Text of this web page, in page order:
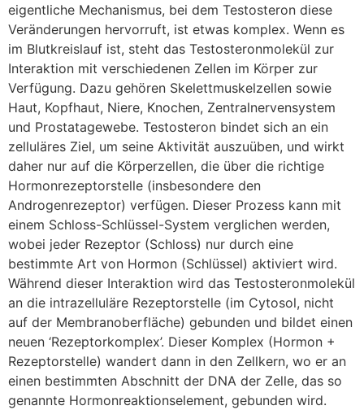
eigentliche Mechanismus, bei dem Testosteron diese
Veränderungen hervorruft, ist etwas komplex. Wenn es
im Blutkreislauf ist, steht das Testosteronmolekül zur
Interaktion mit verschiedenen Zellen im Körper zur
Verfügung. Dazu gehören Skelettmuskelzellen sowie
Haut, Kopfhaut, Niere, Knochen, Zentralnervensystem
und Prostatagewebe. Testosteron bindet sich an ein
zelluläres Ziel, um seine Aktivität auszuüben, und wirkt
daher nur auf die Körperzellen, die über die richtige
Hormonrezeptorstelle (insbesondere den
Androgenrezeptor) verfügen. Dieser Prozess kann mit
einem Schloss-Schlüssel-System verglichen werden,
wobei jeder Rezeptor (Schloss) nur durch eine
bestimmte Art von Hormon (Schlüssel) aktiviert wird.
Während dieser Interaktion wird das Testosteronmolekül
an die intrazelluläre Rezeptorstelle (im Cytosol, nicht
auf der Membranoberfläche) gebunden und bildet einen
neuen ‘Rezeptorkomplex’. Dieser Komplex (Hormon +
Rezeptorstelle) wandert dann in den Zellkern, wo er an
einen bestimmten Abschnitt der DNA der Zelle, das so
genannte Hormonreaktionselement, gebunden wird.